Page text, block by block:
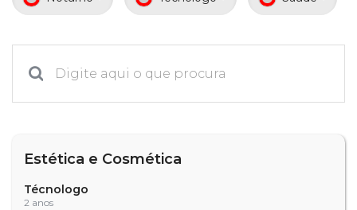
Calendário acadêmico
Estética e Cosmética
Técnologo
2 anos